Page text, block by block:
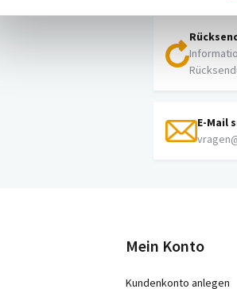
E-Mail
Mein Konto
Kundenkonto anlegen